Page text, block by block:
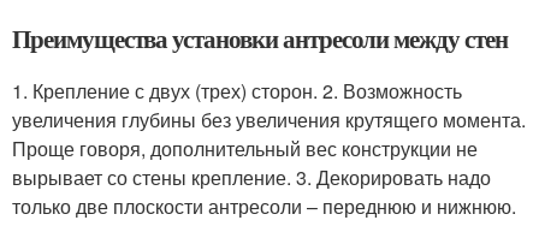
Преимущества установки антресоли между стен
1. Крепление с двух (трех) сторон. 2. Возможность
увеличения глубины без увеличения крутящего момента.
Проще говоря, дополнительный вес конструкции не
вырывает со стены крепление. 3. Декорировать надо
только две плоскости антресоли – переднюю и нижнюю.